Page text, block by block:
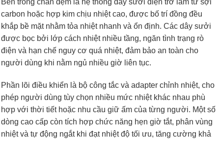
Bên trong chăn đệm là hệ thống dây sưởi điện trở làm từ sợi
carbon hoặc hợp kim chịu nhiệt cao, được bố trí đồng đều
khắp bề mặt nhằm tỏa nhiệt nhanh và ổn định. Các dây sưởi
được bọc bởi lớp cách nhiệt nhiều tầng, ngăn tình trạng rò
điện và hạn chế nguy cơ quá nhiệt, đảm bảo an toàn cho
người dùng khi nằm ngủ nhiều giờ liên tục.
Phần lõi điều khiển là bộ công tắc và adapter chỉnh nhiệt, cho
phép người dùng tùy chọn nhiều mức nhiệt khác nhau phù
hợp với thời tiết hoặc nhu cầu giữ ấm của từng người. Một số
dòng cao cấp còn tích hợp chức năng hẹn giờ tắt, phân vùng
nhiệt và tự động ngắt khi đạt nhiệt độ tối ưu, tăng cường khả